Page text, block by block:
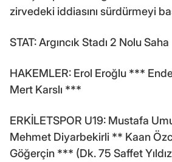
zirvedeki iddiasını sürdürmeyi
STAT: Argıncık Stadı 2 Nolu Saha
HAKEMLER: Erol Eroğlu ***
Mert Karslı ***
ERKİLETSPOR U19: Mustafa
Mehmet Diyarbekirli ** Kaan
Göğerçin *** (Dk. 75 Saffet